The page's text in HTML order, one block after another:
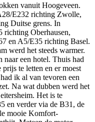
vanuit Hoogeveen.
E232 richting Zwolle,
Duitse grens. In
richting Oberhausen,
en A5/E35 richting Basel.
werd het steeds warmer.
naar een hotel. Thuis had
te letten en er moest
ik al van tevoren een
Na wat dubben werd het
Het is te
en verder via de B31, de
mooie Komfort-